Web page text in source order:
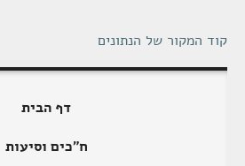
קוד המקור של הנתונים
דף הבית
ח"כים וסיעות